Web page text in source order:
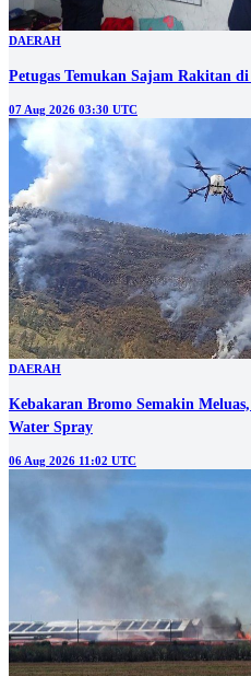
DAERAH
Petugas Temukan Sajam Rakitan
07 Aug 2026 03:30 UTC
DAERAH
Kebakaran Bromo Semakin
Water Spray
06 Aug 2026 11:02 UTC